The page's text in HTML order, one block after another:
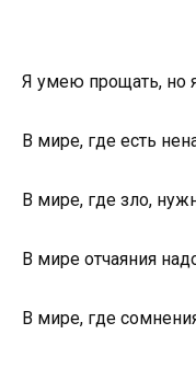
Я умею прощать, но
В мире, где есть
В мире, где зло,
В мире отчаяния
В мире, где